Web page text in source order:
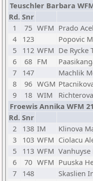
Teuschler Barbara
Rd. Snr
1
75 WFM Prado
4
123 Popovic
5
112 WFM De Rycke
6
68 FM
7
147 Machlik
8
96 WGM
9
18 WIM
Froewis Annika WFM
Rd. Snr
2
138 IM Klinova
3
103 WFM Ciolacu
5
113 WFM Vanhuyse
6
70 WFM Puuska
7
148 Skaslien